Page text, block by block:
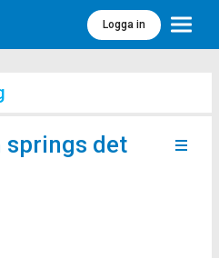
Logga in Meny
springs det